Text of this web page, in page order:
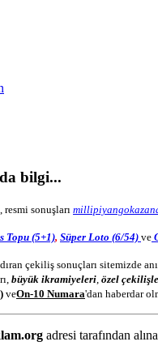
bilgi...
resmi sonuşları
Topu (5+1), Süper Loto (6/54) ve
çekiliş sonuçları sitemizde
büyük ikramiyeleri, özel
veOn-10 Numara'dan haberdar
adresi tarafından